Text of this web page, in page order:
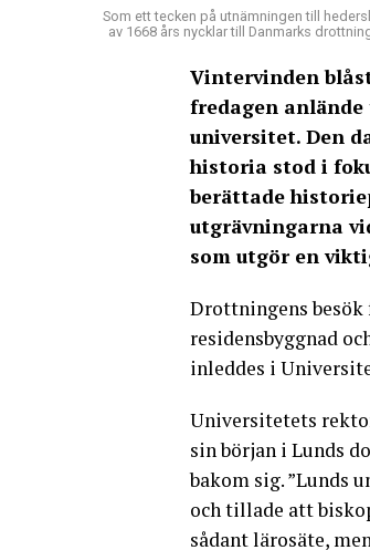
Som ett tecken på utnämningen till
av 1668 års nycklar till Danmarks
Vintervinden
fredagen
universitet. Den
historia stod i
berättade
utgrävningarna
som utgör en
Drottningens besök
residensbyggnad
inleddes i
Universitetets
sin början i Lunds
bakom sig. ”Lunds
och tillade att
sådant lärosäte,